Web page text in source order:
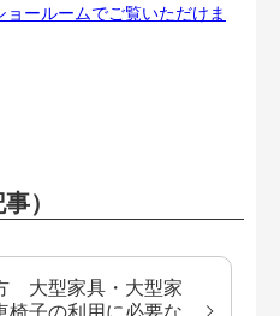
ールームでご覧いただけま
）
大型家具・大型家
椅子の利用に必要な